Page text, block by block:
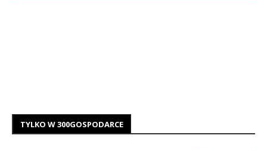
TYLKO W 300GOSPODARCE